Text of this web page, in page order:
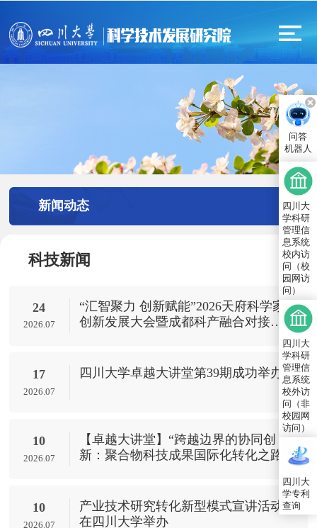
新闻动态
科技新闻
24
2026.07
“汇智聚力 创新赋能”2026天府科学家
创新发展大会暨成都科产融合对接活
17
2026.07
四川大学卓越大讲堂第39期成功举办
10
2026.07
【卓越大讲堂】“跨越边界的协同创
新：聚合物科技成果国际化转化之路”
10
2026.07
产业技术研究转化新型模式宣讲活动
在四川大学举办
问答
机器人
四川大
学科研
管理信
息系统
校内访
问（校
园网访
问）
四川大
学科研
管理信
息系统
校外访
问（非
校园网
访问）
四川大
学专利
查询